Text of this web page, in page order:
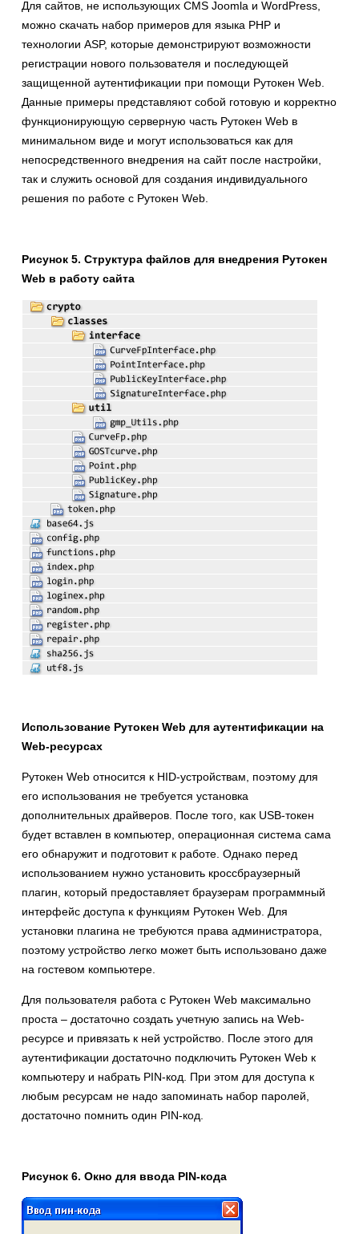
Для сайтов, не использующих CMS Joomla и WordPress,
можно скачать набор примеров для языка PHP и
технологии ASP, которые демонстрируют возможности
регистрации нового пользователя и последующей
защищенной аутентификации при помощи Рутокен Web.
Данные примеры представляют собой готовую и корректно
функционирующую серверную часть Рутокен Web в
минимальном виде и могут использоваться как для
непосредственного внедрения на сайт после настройки,
так и служить основой для создания индивидуального
решения по работе с Рутокен Web.
Рисунок 5. Структура файлов для внедрения Рутокен
Web в работу сайта
Использование Рутокен Web для аутентификации на
Web-ресурсах
Рутокен Web относится к HID-устройствам, поэтому для
его использования не требуется установка
дополнительных драйверов. После того, как USB-токен
будет вставлен в компьютер, операционная система сама
его обнаружит и подготовит к работе. Однако перед
использованием нужно установить кроссбраузерный
плагин, который предоставляет браузерам программный
интерфейс доступа к функциям Рутокен Web. Для
установки плагина не требуются права администратора,
поэтому устройство легко может быть использовано даже
на гостевом компьютере.
Для пользователя работа с Рутокен Web максимально
проста – достаточно создать учетную запись на Web-
ресурсе и привязать к ней устройство. После этого для
аутентификации достаточно подключить Рутокен Web к
компьютеру и набрать PIN-код. При этом для доступа к
любым ресурсам не надо запоминать набор паролей,
достаточно помнить один PIN-код.
Рисунок 6. Окно для ввода PIN-кода